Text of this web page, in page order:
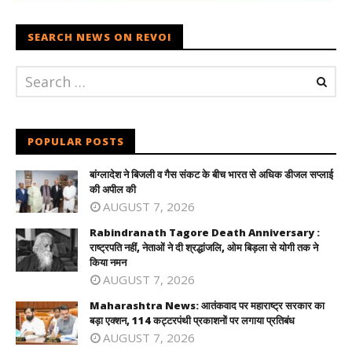
SEARCH NEWS ON REVOI
POPULAR POSTS
बांग्लादेश ने बिजली व गैस संकट के बीच भारत से अधिक डीजल सप्लाई
की अपील की
AUGUST 7, 2026
Rabindranath Tagore Death Anniversary :
राष्ट्रपति नहीं, नेताओं ने दी श्रद्धांजलि, ओम बिड़ला से योगी तक ने
किया नमन
AUGUST 7, 2026
Maharashtra News: आतंकवाद पर महाराष्ट्र सरकार का
बड़ा एक्शन, 114 कट्टरपंथी प्रकाशनों पर लगाया प्रतिबंध
AUGUST 7, 2026